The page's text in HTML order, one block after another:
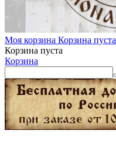
Моя корзина Корзина пуста
Корзина пуста
Корзина